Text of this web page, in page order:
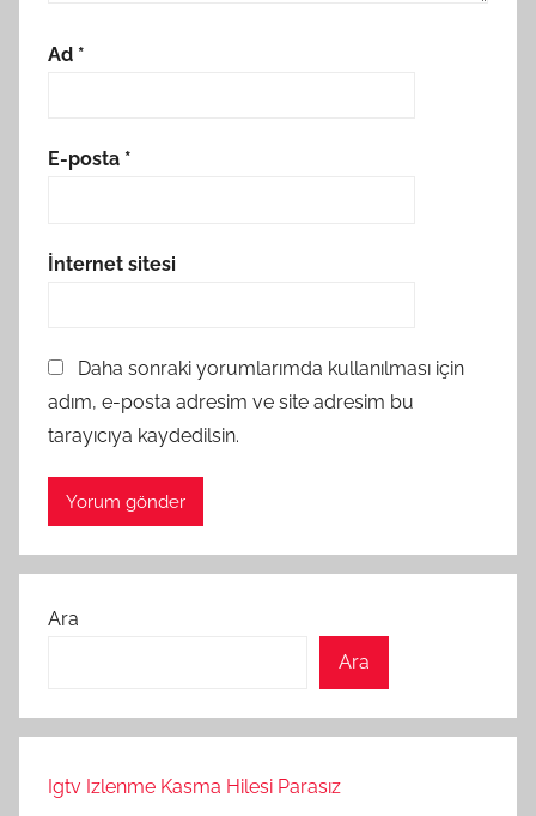
Ad *
E-posta *
İnternet sitesi
Daha sonraki yorumlarımda kullanılması için
adım, e-posta adresim ve site adresim bu
tarayıcıya kaydedilsin.
Ara
Ara
Igtv Izlenme Kasma Hilesi Parasız